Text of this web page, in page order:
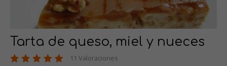
Tarta de queso, miel y nueces
11 Valoraciones